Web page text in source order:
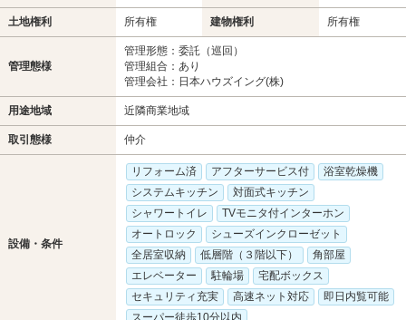
土地権利 所有権 建物権利 所有権
管理態様
管理形態：委託（巡回）
管理組合：あり
管理会社：日本ハウズイング(株)
用途地域 近隣商業地域
取引態様 仲介
設備・条件
リフォーム済 アフターサービス付
浴室乾燥機
システムキッチン
対面式キッチン
シャワートイレ
TVモニタ付インターホン
オートロック
シューズインクローゼット
全居室収納
低層階（３階以下）
角部屋
エレベーター
駐輪場
宅配ボックス
セキュリティ充実
高速ネット対応
即日内覧可能
スーパー徒歩10分以内